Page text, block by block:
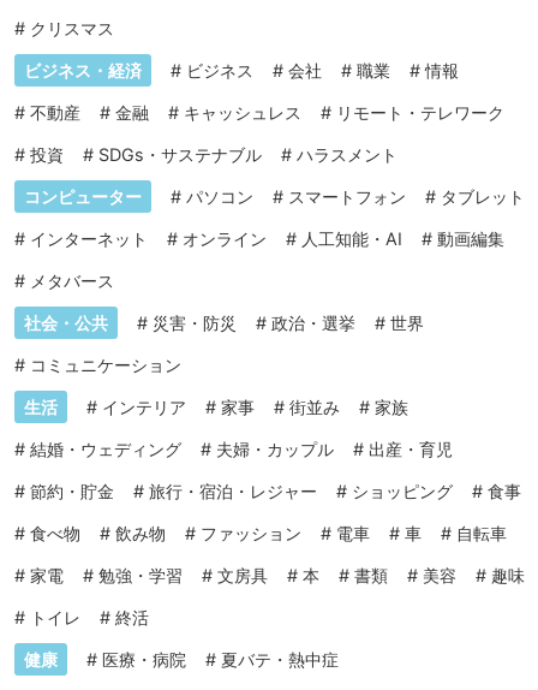
# クリスマス
ビジネス・経済 # ビジネス # 会社 # 職業 #情報
# 不動産 # 金融 # キャッシュレス # リモート・テレワーク
# 投資 # SDGs・サステナブル # ハラスメント
コンピューター # パソコン # スマートフォン # タブレット
# インターネット # オンライン # 人工知能・AI # 動画編集
# メタバース
社会・公共 # 災害・防災 # 政治・選挙 # 世界
# コミュニケーション
生活 # インテリア # 家事 # 街並み # 家族
# 結婚・ウェディング # 夫婦・カップル # 出産・育児
# 節約・貯金 # 旅行・宿泊・レジャー # ショッピング # 食事
# 食べ物 # 飲み物 # ファッション # 電車 # 車 # 自転車
# 家電 # 勉強・学習 # 文房具 # 本 # 書類 # 美容 # 趣味
# トイレ # 終活
健康 # 医療・病院 # 夏バテ・熱中症